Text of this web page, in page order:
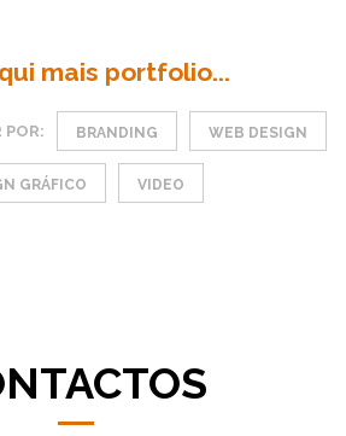
mais portfolio...
POR: BRANDING WEB DESIGN
GRÁFICO VIDEO